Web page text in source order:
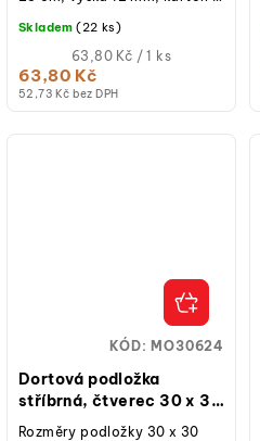
52,73 Kč bez DPH
63,80 Kč
Měrná
cena:
63,80 Kč / 1 ks
Skladem (22 ks)
květinový vzor, 1 ks.
Dortová podložka
stříbrná, čtverec 30 x 30
cm, výška 12 mm
Rozměry podložky 30 x 30
KÓD: MO30624